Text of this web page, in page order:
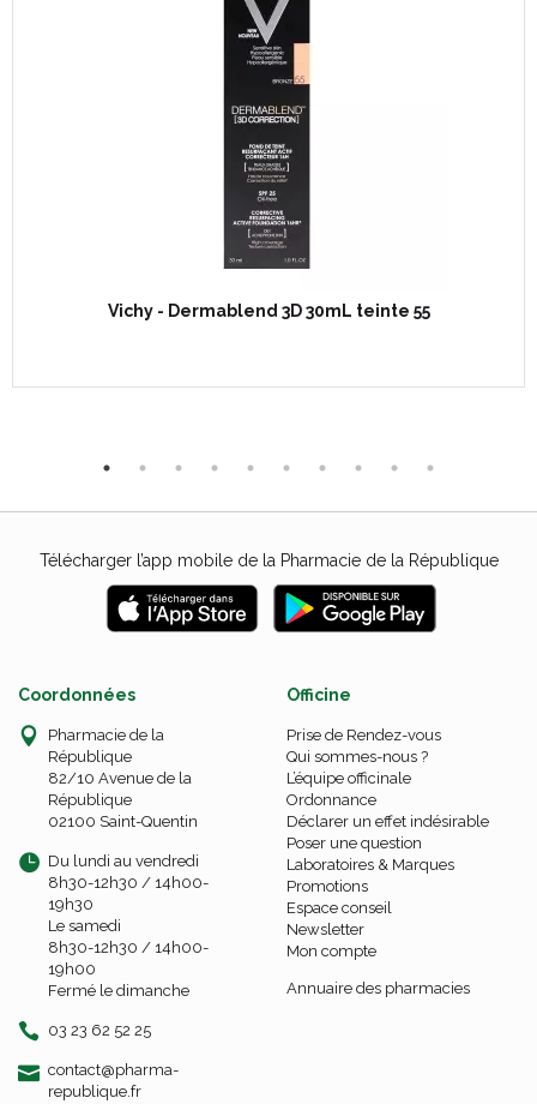
Vichy - Dermablend 3D 30mL teinte 55
Télécharger l’app mobile de la Pharmacie de la République
Coordonnées
Pharmacie de la
République
82/10 Avenue de la
République
02100 Saint-Quentin
Du lundi au vendredi
8h30-12h30 / 14h00-
19h30
Le samedi
8h30-12h30 / 14h00-
19h00
Fermé le dimanche
03 23 62 52 25
contact-
@-
pharma-
republique.fr
Officine
Prise de Rendez-vous
Qui sommes-nous ?
L’équipe officinale
Ordonnance
Déclarer un effet indésirable
Poser une question
Laboratoires & Marques
Promotions
Espace conseil
Newsletter
Mon compte
Annuaire des pharmacies